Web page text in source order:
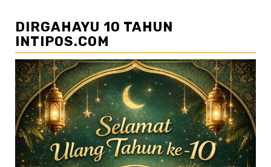
DIRGAHAYU 10 TAHUN
INTIPOS.COM